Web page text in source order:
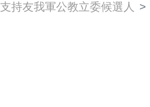
支持友我軍公教立委候選人